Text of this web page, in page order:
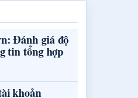
Đánh giá độ
tin tổng hợp
khoản